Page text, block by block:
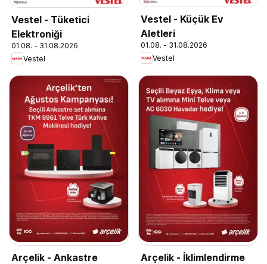
Vestel - Tüketici
Elektroniği
01.08. - 31.08.2026
Vestel
Vestel - Küçük Ev
Aletleri
01.08. - 31.08.2026
Vestel
Arçelik - Ankastre
Arçelik - İklimlendirme